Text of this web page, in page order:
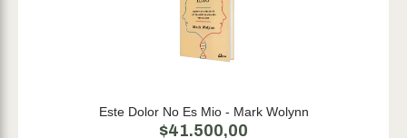
Este Dolor No Es Mio - Mark Wolynn
$41.500,00